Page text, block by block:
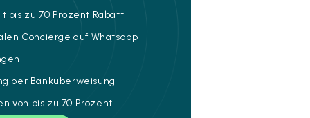
bis zu 70 Prozent Rabatt
Concierge auf Whatsapp
per Banküberweisung
von bis zu 70 Prozent